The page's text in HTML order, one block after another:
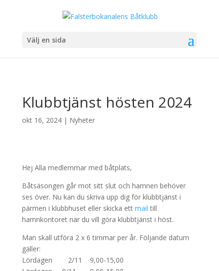
Välj en sida
Klubbtjänst hösten 2024
okt 16, 2024| Nyheter
Hej Alla medlemmar med båtplats,
Båtsäsongen går mot sitt slut och hamnen behöver
ses över. Nu kan du skriva upp dig för klubbtjänst i
pärmen i klubbhuset eller skicka ett mail till
hamnkontoret när du vill göra klubbtjänst i höst.
Man skall utföra 2 x 6 timmar per år. Följande datum
gäller:
Lördagen 2/11 9,00-15,00